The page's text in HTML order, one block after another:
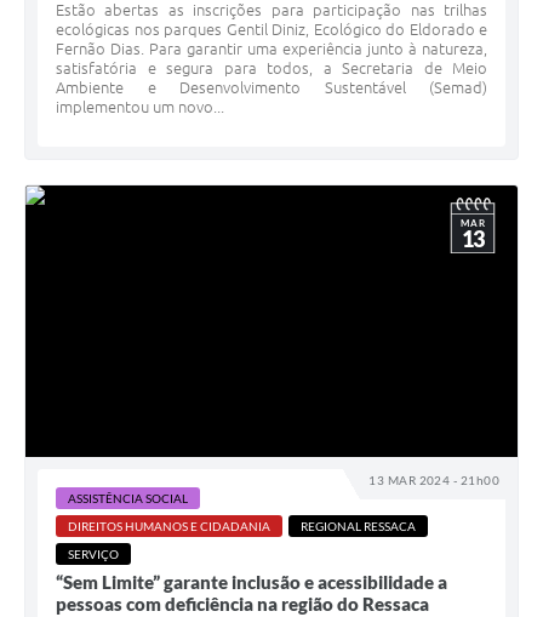
Estão abertas as inscrições para participação nas trilhas
ecológicas nos parques Gentil Diniz, Ecológico do Eldorado e
Fernão Dias. Para garantir uma experiência junto à natureza,
satisfatória e segura para todos, a Secretaria de Meio
Ambiente e Desenvolvimento Sustentável (Semad)
implementou um novo...
13 MAR 2024 - 21h00
MAR
13
ASSISTÊNCIA SOCIAL
DIREITOS HUMANOS E CIDADANIA
REGIONAL RESSACA
SERVIÇO
“Sem Limite” garante inclusão e acessibilidade a
pessoas com deficiência na região do Ressaca